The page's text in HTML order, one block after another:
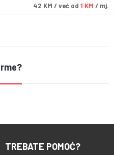
42 KM / već od 1 KM / mj.
TREBATE POMOĆ?